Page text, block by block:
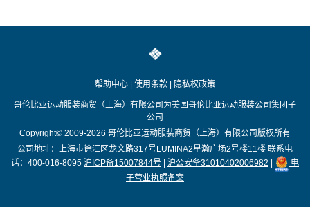
帮助中心 使用条款 隐私权政策
哥伦比亚运动服装商贸（上海）有限公司为美国哥伦比亚运动服装公司集团子
公司
Copyright© 2009-2026 哥伦比亚运动服装商贸（上海）有限公司版权所有
公司地址：上海市徐汇区龙文路317号LUMINA2星瀚广场2号楼11楼 联系电
话：400-016-8095 沪ICP备15007844号 沪公安备31010402006982
电
子营业执照备案